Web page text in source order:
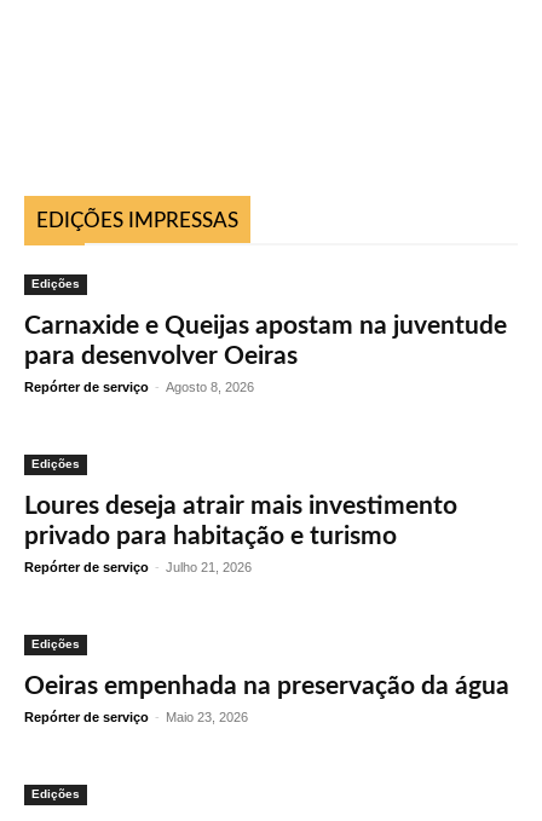
EDIÇÕES IMPRESSAS
Edições
Carnaxide e Queijas apostam na juventude
para desenvolver Oeiras
Repórter de serviço - Agosto 8, 2026
Edições
Loures deseja atrair mais investimento
privado para habitação e turismo
Repórter de serviço - Julho 21, 2026
Edições
Oeiras empenhada na preservação da água
Repórter de serviço - Maio 23, 2026
Edições